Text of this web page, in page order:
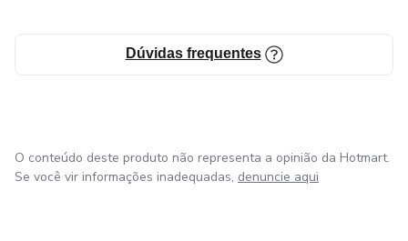
Dúvidas frequentes
O conteúdo deste produto não representa a opinião da Hotmart.
Se você vir informações inadequadas, denuncie aqui